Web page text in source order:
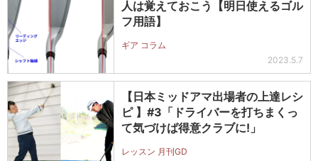
人は覚えておこう【明日使えるゴル
フ用語】
ギア コラム
2023.5.7
【日本ミッドアマ出場者の上達レシ
ピ 】#3「ドライバーを打ちまくっ
て気づけば得意クラブに!」
レッスン 月刊GD